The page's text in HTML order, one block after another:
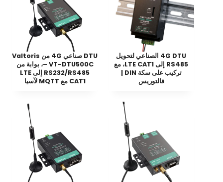
4G DTU الصناعي لتحويل
RS485 إلى LTE CAT1، مع
تركيب على سكة DIN |
فالتوريس
DTU صناعي 4G من Valtoris
– VT-DTU500C، بوابة من
RS232/RS485 إلى LTE
CAT1 مع MQTT لآسيا